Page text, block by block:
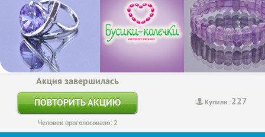
Купили: 227
Акция завершилась
ПОВТОРИТЬ АКЦИЮ
Человек проголосовало: 2